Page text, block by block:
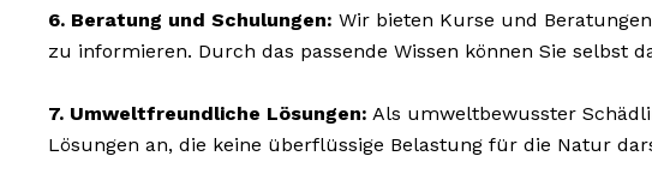
6. Beratung und Schulungen: Wir bieten Kurse und
zu informieren. Durch das passende Wissen können Sie selbst
7. Umweltfreundliche Lösungen: Als umweltbewusster
Lösungen an, die keine überflüssige Belastung für die Natur